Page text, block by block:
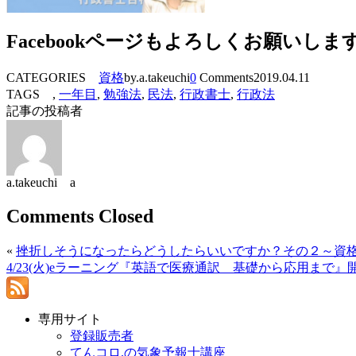
Facebookページもよろしくお願いしま
CATEGORIES 資格by.a.takeuchi0 Comments2019.04.11
TAGS , 一年目 , 勉強法, 民法, 行政書士, 行政法
記事の投稿者
a.takeuchi a
Comments Closed
« 挫折しそうになったらどうしたらいいですか？その２～資
4/23(火)eラーニング『英語で医療通訳 基礎から応用まで』
専用サイト
登録販売者
てんコロ.の気象予報士講座